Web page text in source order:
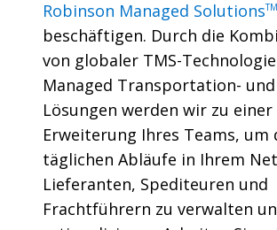
beschäftigen. Durch die
von globaler TMS-
Managed Transportation- und
Lösungen werden wir zu einer
Erweiterung Ihres Teams, um
täglichen Abläufe in Ihrem
Lieferanten, Spediteuren und
Frachtführern zu verwalten
rationalisieren. Arbeiten Sie